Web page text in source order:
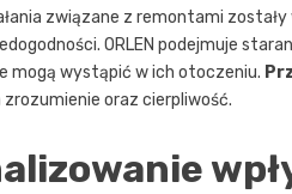
związane z remontami
ORLEN podejmuje
mogą wystąpić w ich otoczeniu.
oraz cierpliwość.